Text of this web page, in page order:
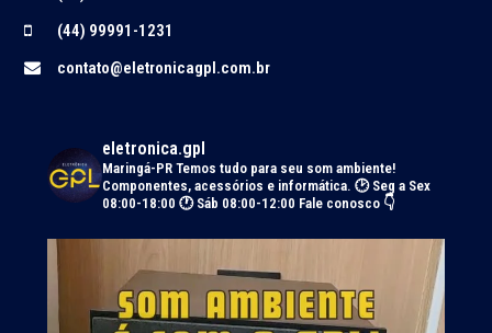
(44) 99991-1231
contato@eletronicagpl.com.br
eletronica.gpl
Maringá-PRTemos tudo para seu som ambiente!
Componentes, acessórios e informática. 🕑 Seg a Sex
08:00-18:00 🕐 Sáb 08:00-12:00 Fale conosco 👇